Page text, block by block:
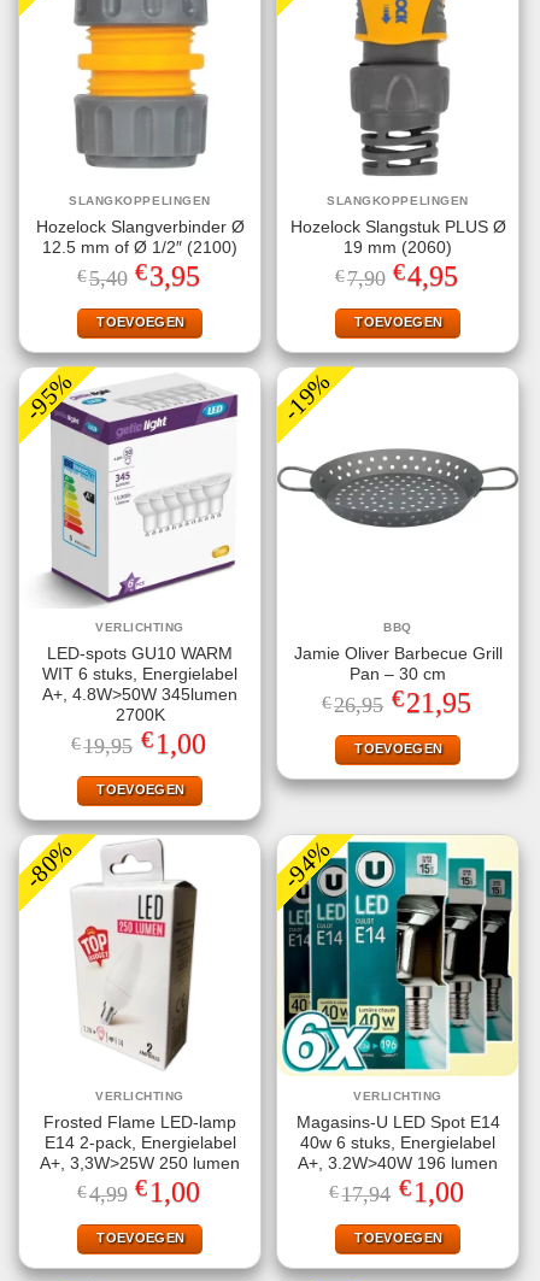
SLANGKOPPELINGEN
Hozelock Slangverbinder Ø
12.5 mm of Ø 1/2″ (2100)
€5,40 Oorspronkelijke
prijs
was:
€5,40.
€3,95
is:
€3,95.
TOEVOEGEN
SLANGKOPPELINGEN
Hozelock Slangstuk PLUS Ø
19 mm (2060)
€7,90 Oorspronkelijke
prijs
was:
€7,90.
€4,95
is:
€4,95.
TOEVOEGEN
-95%
VERLICHTING
LED-spots GU10 WARM
WIT 6 stuks, Energielabel
A+, 4.8W>50W 345lumen
2700K
€19,95 Oorspronkelijke
prijs
was:
€19,95.
€1,00Huidige
prijs
TOEVOEGEN
-19%
BBQ
Jamie Oliver Barbecue Grill
Pan – 30 cm
€26,95 Oorspronkelijke
prijs
was:
€26,95.
€21,95prijs
TOEVOEGEN
-80%
VERLICHTING
Frosted Flame LED-lamp
E14 2-pack, Energielabel
A+, 3,3W>25W 250 lumen
€4,99 Oorspronkelijke
prijs
was:
€4,99.
€1,00
is:
€1,00.
TOEVOEGEN
-94%
VERLICHTING
Magasins-U LED Spot E14
40w 6 stuks, Energielabel
A+, 3.2W>40W 196 lumen
€17,94 Oorspronkelijke
prijs
was:
€17,94.
€1,00Huidige
prijs
TOEVOEGEN